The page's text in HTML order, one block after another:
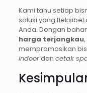
Kami tahu setiap
solusi yang
Anda. Dengan
harga terjangkau
mempromosikan
indoordan cetak